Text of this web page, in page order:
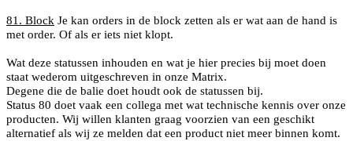
81. Block Je kan orders in de block zetten als er wat aan de hand is
met order. Of als er iets niet klopt.
Wat deze statussen inhouden en wat je hier precies bij moet doen
staat wederom uitgeschreven in onze Matrix.
Degene die de balie doet houdt ook de statussen bij.
Status 80 doet vaak een collega met wat technische kennis over onze
producten. Wij willen klanten graag voorzien van een geschikt
alternatief als wij ze melden dat een product niet meer binnen komt.